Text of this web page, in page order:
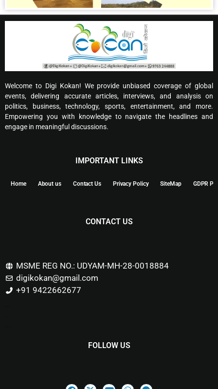
Welcome to Digi Kokan! We provide unbiased coverage of global
events, delivering accurate articles, interviews, and analysis on
politics, business, technology, sports, entertainment, and more.
Empowering you with knowledge to navigate the headlines and
engage in meaningful discussions.
IMPORTANT LINKS
Home About us Contact Us Privacy Policy SiteMap GDPR
CONTACT US
MSME REG NO.: UDYAM-MH-28-0018884
digikokan@gmail.com
+91 9422662677
FOLLOW US